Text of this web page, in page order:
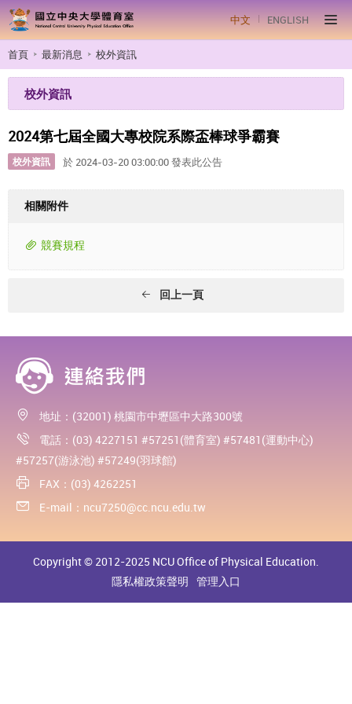
中文 ENGLISH
首頁 最新消息 校外資訊
校外資訊
2024第七屆全國大專校院系際盃棒球爭霸賽
校外資訊 於 2024-03-20 03:00:00 發表此公告
相關附件
競賽規程
回上一頁
地址：(32001) 桃園市中壢區中大路300號
電話：(03) 4227151 #57251(體育室) #57481(運動中心)
#57257(游泳池) #57249(羽球館)
FAX：(03) 4262251
E-mail： ncu7250@cc.ncu.edu.tw
Copyright © 2012-2025 NCU Office of Physical Education.
隱私權政策聲明 管理入口